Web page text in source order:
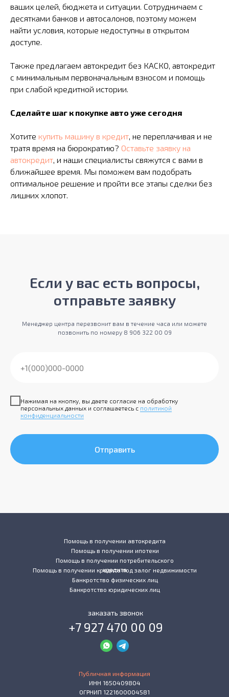
ваших целей, бюджета и ситуации. Сотрудничаем с
десятками банков и автосалонов, поэтому можем
найти условия, которые недоступны в открытом
доступе.
Также предлагаем автокредит без КАСКО, автокредит
с минимальным первоначальным взносом и помощь
при слабой кредитной истории.
Сделайте шаг к покупке авто уже сегодня
Хотите купить машину в кредит, не переплачивая и не
тратя время на бюрократию? Оставьте заявку на
автокредит, и наши специалисты свяжутся с вами в
ближайшее время. Мы поможем вам подобрать
оптимальное решение и пройти все этапы сделки без
лишних хлопот.
Если у вас есть вопросы,
отправьте заявку
Менеджер центра перезвонит вам в течение часа или можете
позвонить по номеру 8 906 322 00 09
Нажимая на кнопку, вы даете согласие на обработку
персональных данных и соглашаетесь с политикой
конфиденциальности
Отправить
Помощь в получении автокредита
Помощь в получении ипотеки
Помощь в получении потребительского
кредита
Помощь в получении кредита под залог недвижимости
Банкротство физических лиц
Банкротство юридических лиц
заказать звонок
+7 927 470 00 09
Публичная информация
ИНН 1650409804
ОГРНИП 1221600004581